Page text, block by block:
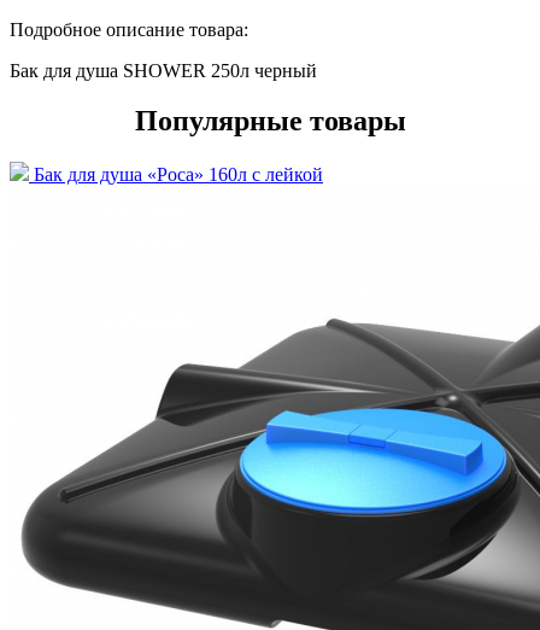
Подробное описание товара:
Бак для душа SHOWER 250л черный
Популярные товары
Бак для душа «Роса» 160л с лейкой